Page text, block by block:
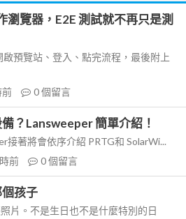
覽器，E2E 測試就不再只是測
預覽站、登入、點完流程，最後附上
前 0個留言
？Lansweeper 簡單介紹！
接著將會依序介紹 PRTG和 SolarWi...
前 0個留言
孩子
片。不是生日也不是什麼特別的日